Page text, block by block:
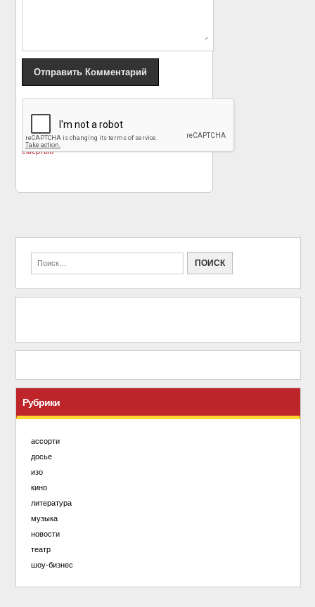
Известные люди и
их последние слова,
произнесенные перед
смертью
— участок земли за $1
Рубрики
ассорти
досье
изо
кино
литература
музыка
новости
театр
шоу-бизнес